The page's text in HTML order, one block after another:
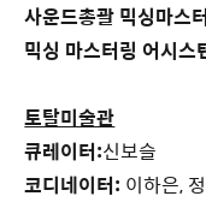
사운드총괄 믹싱마스
믹싱 마스터링 어시스
토탈미술관
큐레이터:신보슬
코디네이터: 이하은,